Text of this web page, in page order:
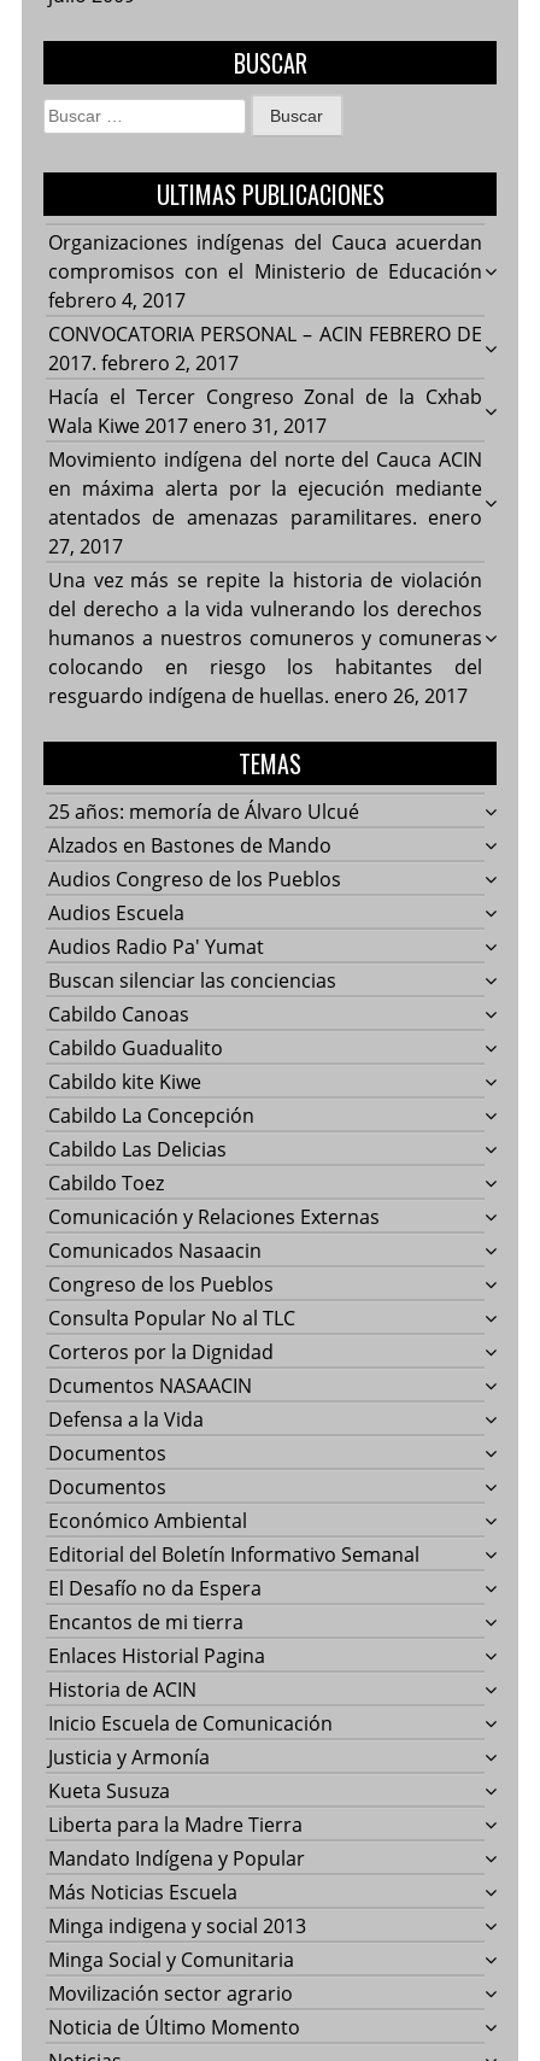
BUSCAR
Buscar:
ULTIMAS PUBLICACIONES
Organizaciones indígenas del Cauca acuerdan
compromisos con el Ministerio de Educación
febrero 4, 2017
CONVOCATORIA PERSONAL – ACIN FEBRERO DE
2017. febrero 2, 2017
Hacía el Tercer Congreso Zonal de la Cxhab
Wala Kiwe 2017 enero 31, 2017
Movimiento indígena del norte del Cauca ACIN
en máxima alerta por la ejecución mediante
atentados de amenazas paramilitares. enero
27, 2017
Una vez más se repite la historia de violación
del derecho a la vida vulnerando los derechos
humanos a nuestros comuneros y comuneras
colocando en riesgo los habitantes del
resguardo indígena de huellas. enero 26, 2017
TEMAS
25 años: memoría de Álvaro Ulcué
Alzados en Bastones de Mando
Audios Congreso de los Pueblos
Audios Escuela
Audios Radio Pa' Yumat
Buscan silenciar las conciencias
Cabildo Canoas
Cabildo Guadualito
Cabildo kite Kiwe
Cabildo La Concepción
Cabildo Las Delicias
Cabildo Toez
Comunicación y Relaciones Externas
Comunicados Nasaacin
Congreso de los Pueblos
Consulta Popular No al TLC
Corteros por la Dignidad
Dcumentos NASAACIN
Defensa a la Vida
Documentos
Documentos
Económico Ambiental
Editorial del Boletín Informativo Semanal
El Desafío no da Espera
Encantos de mi tierra
Enlaces Historial Pagina
Historia de ACIN
Inicio Escuela de Comunicación
Justicia y Armonía
Kueta Susuza
Liberta para la Madre Tierra
Mandato Indígena y Popular
Más Noticias Escuela
Minga indigena y social 2013
Minga Social y Comunitaria
Movilización sector agrario
Noticia de Último Momento